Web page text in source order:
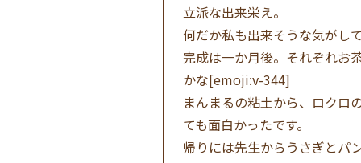
立派な出来栄え。
何だか私も出来そうな気がし
完成は一か月後。それぞれお
かな[emoji:v-344]
まんまるの粘土から、ロクロ
ても面白かったです。
帰りには先生からうさぎとパ